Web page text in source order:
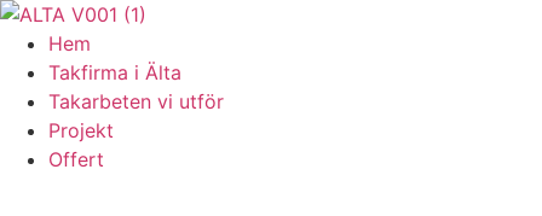
Skip
content
Hem
Takfirma i Älta
Takarbeten vi utför
Projekt
Offert